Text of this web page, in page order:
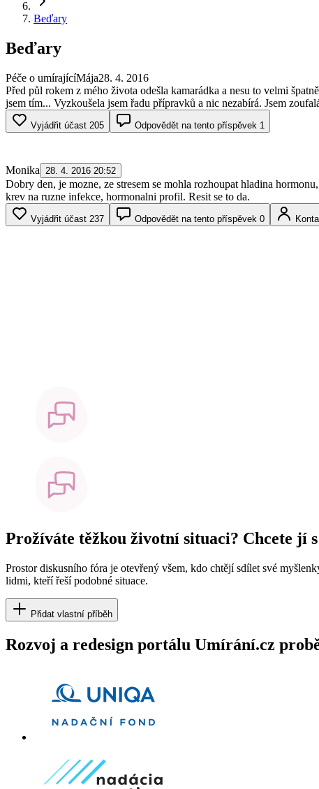
Beďary
Beďary
Péče o umírajícíMája28. 4. 2016
Před půl rokem z mého života odešla kamarádka a nesu to velmi
jsem tím... Vyzkoušela jsem řadu přípravků a nic nezabírá. Jsem
Vyjádřit účast 205 Odpovědět na tento příspěvek 1
Monika 28. 4. 2016 20:52
Dobry den, je mozne, ze stresem se mohla rozhoupat hladina
krev na ruzne infekce, hormonalni profil. Resit se to da.
Vyjádřit účast 237 Odpovědět na tento příspěvek 0
Prožíváte těžkou životní situaci? Chcete jí
Prostor diskusního fóra je otevřený všem, kdo chtějí sdílet své
lidmi, kteří řeší podobné situace.
Přidat vlastní příběh
Rozvoj a redesign portálu Umírání.cz